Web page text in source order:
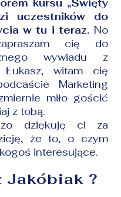
kursu „Święty
uczestników do
w tu i teraz. No
cię do
wywiadu z
Łukasz, witam cię
Marketing
miło gościć
z tobą.
dziękuję ci za
że to, o czym
interesujące.
Jakóbiak ?